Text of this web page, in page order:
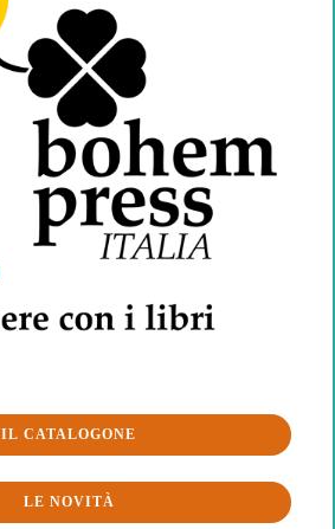
IL CATALOGONE
LE NOVITÀ